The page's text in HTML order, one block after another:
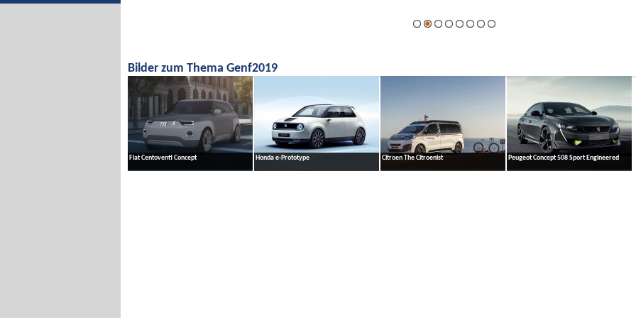
Zur Bildgalerie
Bilder zum Thema Genf2019
Fiat Centoventi Concept Honda e-Prototype Citroen The Citroenist Peugeot Concept 508 Sport Engineered